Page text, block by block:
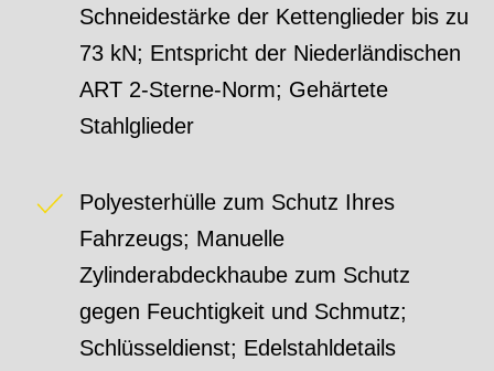
Schneidestärke der Kettenglieder bis zu
73 kN; Entspricht der Niederländischen
ART 2-Sterne-Norm; Gehärtete
Stahlglieder
Polyesterhülle zum Schutz Ihres
Fahrzeugs; Manuelle
Zylinderabdeckhaube zum Schutz
gegen Feuchtigkeit und Schmutz;
Schlüsseldienst; Edelstahldetails